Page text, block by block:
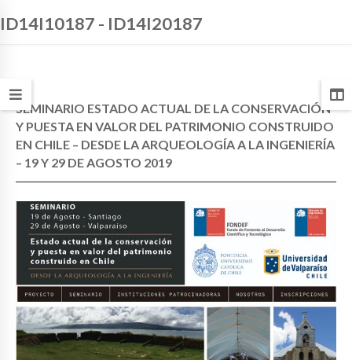
ID14I10187 - ID14I20187
SEMINARIO ESTADO ACTUAL DE LA CONSERVACIÓN
Y PUESTA EN VALOR DEL PATRIMONIO CONSTRUIDO
EN CHILE – DESDE LA ARQUEOLOGÍA A LA INGENIERÍA
– 19 Y 29 DE AGOSTO 2019